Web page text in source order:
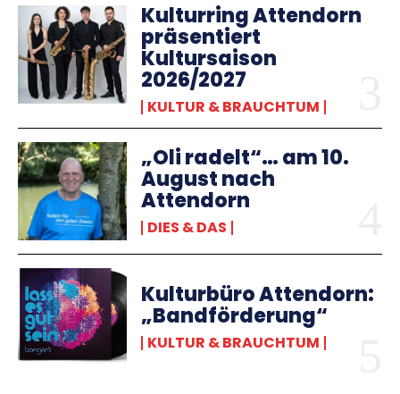
Kulturring Attendorn
präsentiert
Kultursaison
2026/2027
KULTUR & BRAUCHTUM
„Oli radelt“… am 10.
August nach
Attendorn
DIES & DAS
Kulturbüro Attendorn:
„Bandförderung“
KULTUR & BRAUCHTUM